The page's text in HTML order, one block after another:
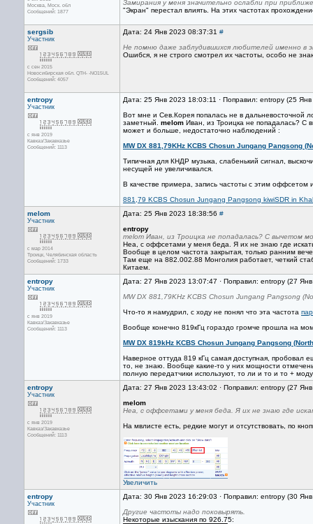
Москва, Mоск. обл
Сообщений: 1877
Замирания у меня значительно ослабли при
"Экран" перестал влиять. На этих частотах
sergsib
Участник
с сен 2015
Новосибирская обл. QTH- -NO15UL
Сообщений: 4057
Дата: 24 Янв 2023 08:37:31 #
Не помню даже заблудившихся любителей именно в
Ошибся, я не строго смотрел их частоты, особо не
entropy
Участник
с янв 2019
Кавказ/Закавказье
Сообщений: 1113
Дата: 25 Янв 2023 18:03:11 · Поправил: entropy (25
Вот мне и Сев.Корея попалась не в дальневосточной
заметный. melom Иван, из Троицка не попадалась? С
может и больше, недостаточно наблюдений :
MW DX 881,79KHz KCBS Chosun Jungang Pangsong
Типичная для КНДР музыка, слабенький сигнал,
несущей не увеличивался.
В качестве примера, запись частоты с этим оффсетом
881,79 KCBS Chosun Jungang Pangsong kiwiSDR in
melom
Участник
с мар 2014
Троицк, Челябинская область
Сообщений: 1733
Дата: 25 Янв 2023 18:38:56 #
entropy
melom Иван, из Троицка не попадалась? С вычетом
Неа, с оффсетами у меня беда. Я их не знаю где
Вообще в целом частота закрытая, только ранним
Там еще на 882.002.88 Монголия работает, четкий
Китаем.
entropy
Участник
с янв 2019
Кавказ/Закавказье
Сообщений: 1113
Дата: 27 Янв 2023 13:07:47 · Поправил: entropy (27
MW DX 881,79KHz KCBS Chosun Jungang Pangsong
Что-то я намудрил, с ходу не понял что эта частота
Вообще конечно 819кГц гораздо громче прошла на
MW DX 819kHz KCBS Chosun Jungang Pangsong
Наверное оттуда 819 кГц самая доступная, пробовал
то, не знаю. Вообще какие-то у них мощности
полную передатчики используют, то ли и то и то +
entropy
Участник
с янв 2019
Кавказ/Закавказье
Сообщений: 1113
Дата: 27 Янв 2023 13:43:02 · Поправил: entropy (27
melom
Неа, с оффсетами у меня беда. Я их не знаю где
На мвлисте есть, редкие могут и отсутствовать, по
Увеличить
entropy
Участник
Дата: 30 Янв 2023 16:29:03 · Поправил: entropy (30
Другие частоты надо поковырять.
Некоторые изыскания по 926.75: